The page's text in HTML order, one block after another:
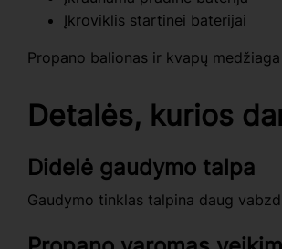
Įkroviklis startinei baterijai
Propano balionas ir kvapų
Detalės, kurios
Didelė gaudymo talpa
Gaudymo tinklas talpina daug